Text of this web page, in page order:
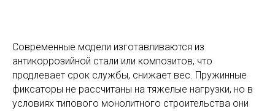
Современные модели изготавливаются из
антикоррозийной стали или композитов, что
продлевает срок службы, снижает вес. Пружинные
фиксаторы не рассчитаны на тяжелые нагрузки, но в
условиях типового монолитного строительства они